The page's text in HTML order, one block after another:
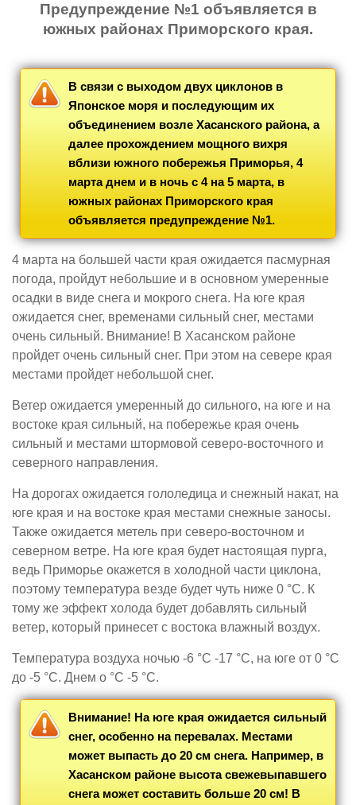
Предупреждение №1 объявляется в
южных районах Приморского края.
В связи с выходом двух циклонов в
Японское моря и последующим их
объединением возле Хасанского района, а
далее прохождением мощного вихря
вблизи южного побережья Приморья, 4
марта днем и в ночь с 4 на 5 марта, в
южных районах Приморского края
объявляется предупреждение №1.
4 марта на большей части края ожидается пасмурная
погода, пройдут небольшие и в основном умеренные
осадки в виде снега и мокрого снега. На юге края
ожидается снег, временами сильный снег, местами
очень сильный. Внимание! В Хасанском районе
пройдет очень сильный снег. При этом на севере края
местами пройдет небольшой снег.
Ветер ожидается умеренный до сильного, на юге и на
востоке края сильный, на побережье края очень
сильный и местами штормовой северо-восточного и
северного направления.
На дорогах ожидается гололедица и снежный накат, на
юге края и на востоке края местами снежные заносы.
Также ожидается метель при северо-восточном и
северном ветре. На юге края будет настоящая пурга,
ведь Приморье окажется в холодной части циклона,
поэтому температура везде будет чуть ниже 0 °С. К
тому же эффект холода будет добавлять сильный
ветер, который принесет с востока влажный воздух.
Температура воздуха ночью -6 °С -17 °С, на юге от 0 °С
до -5 °С. Днем о °С -5 °С.
Внимание! На юге края ожидается сильный
снег, особенно на перевалах. Местами
может выпасть до 20 см снега. Например, в
Хасанском районе высота свежевыпавшего
снега может составить больше 20 см! В